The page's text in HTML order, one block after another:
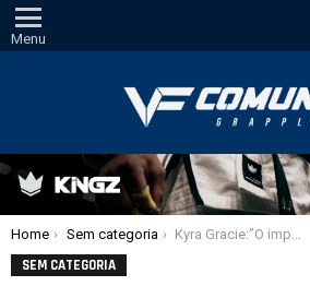
Menu
Você está aqui:
Home Sem categoria Kyra Gracie:”O impacto do jiu-jitsu vai muito além do físico”
SEM CATEGORIA